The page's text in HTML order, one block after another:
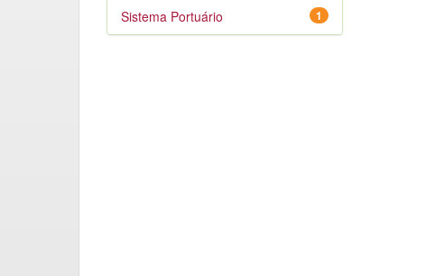
1
Sistema Portuário